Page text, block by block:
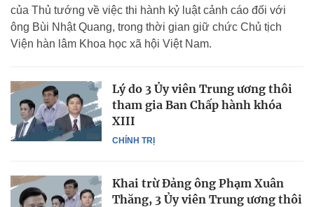
của Thủ tướng về việc thi hành kỷ luật cảnh cáo đối với
ông Bùi Nhật Quang, trong thời gian giữ chức Chủ tịch
Viện hàn lâm Khoa học xã hội Việt Nam.
CHÍNH TRỊ
Lý do 3 Ủy viên Trung ương thôi
tham gia Ban Chấp hành khóa
XIII
Khai trừ Đảng ông Phạm Xuân
Thăng, 3 Ủy viên Trung ương thôi